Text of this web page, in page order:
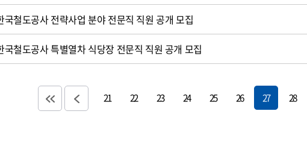
국철도공사 전략사업 분야 전문직 직원 공개 모집
국철도공사 특별열차 식당장 전문직 직원 공개 모집
21 22 23 24 25 26 27 28